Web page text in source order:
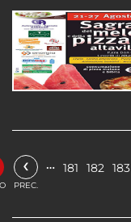
‹
PREC.
… 181 182 183